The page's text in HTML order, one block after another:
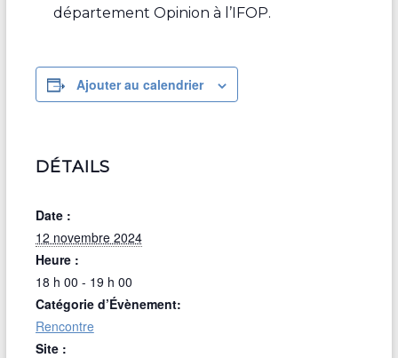
département Opinion à l’IFOP.
Ajouter au calendrier
DÉTAILS
Date :
12 novembre 2024
Heure :
18 h 00 - 19 h 00
Catégorie d’Évènement:
Rencontre
Site :